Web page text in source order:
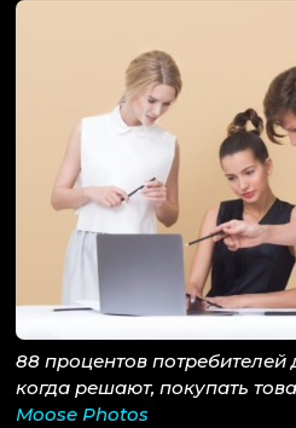
88 процентов потребителей
когда решают, покупать
Moose Photos